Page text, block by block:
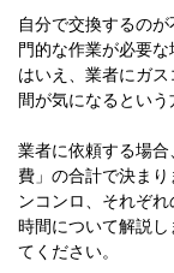
自分で交換するの
門的な作業が必要
はいえ、業者にガ
間が気になるという
業者に依頼する場
費」の合計で決ま
ンコンロ、それぞ
時間について解説
てください。